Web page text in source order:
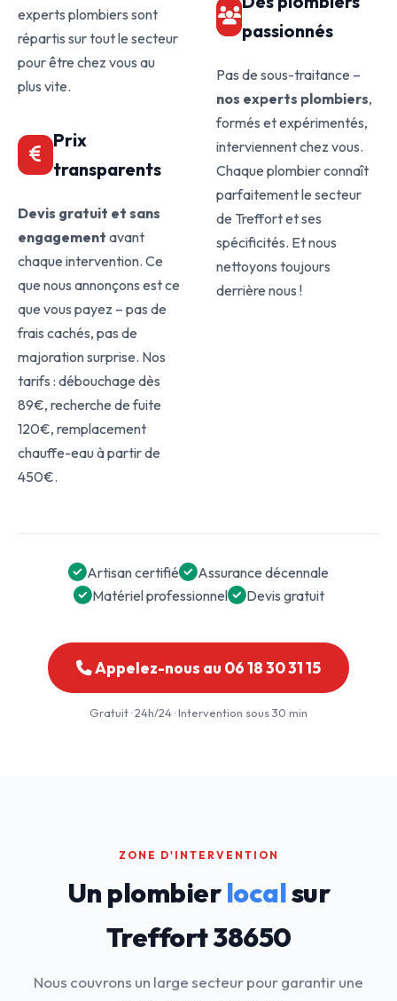
experts plombiers sont
répartis sur tout le secteur
pour être chez vous au
plus vite.
Prix
transparents
Devis gratuit et sans
engagement avant
chaque intervention. Ce
que nous annonçons est ce
que vous payez – pas de
frais cachés, pas de
majoration surprise. Nos
tarifs : débouchage dès
89€, recherche de fuite
120€, remplacement
chauffe-eau à partir de
450€.
passionnés
Pas de sous-traitance –
nos experts plombiers,
formés et expérimentés,
interviennent chez vous.
Chaque plombier connaît
parfaitement le secteur
de Treffort et ses
spécificités. Et nous
nettoyons toujours
derrière nous !
Artisan certifié
Assurance décennale
Matériel professionnel
Devis gratuit
Appelez-nous au 06 18 30 31 15
Gratuit · 24h/24 · Intervention sous 30 min
ZONE D'INTERVENTION
Un plombierlocalsur
Treffort 38650
Nous couvrons un large secteur pour garantir une